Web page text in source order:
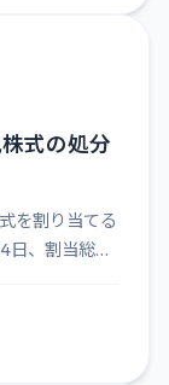
式の処分
を割り当てる
、割当総株